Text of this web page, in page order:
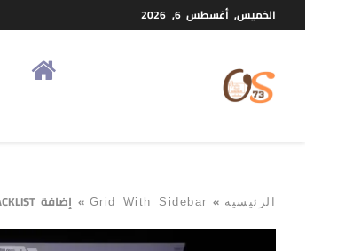
الخميس, أغسطس 6, 2026
الرئيسية »
Grid With Sidebar
» إضافة HISTORY BLACKLIST لمنع جوجل كروم من حفظ مواقع محددة